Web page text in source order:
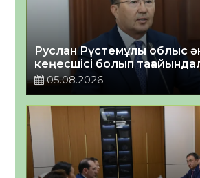
Руслан Рүстемұлы облыс
кеңесшісі болып
05.08.2026